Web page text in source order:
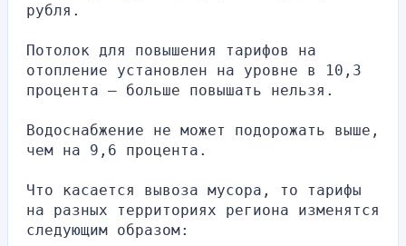
рубля.
Потолок для повышения тарифов на
отопление установлен на уровне в 10,3
процента — больше повышать нельзя.
Водоснабжение не может подорожать выше,
чем на 9,6 процента.
Что касается вывоза мусора, то тарифы
на разных территориях региона изменятся
следующим образом: